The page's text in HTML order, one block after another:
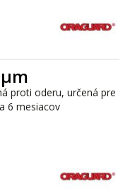
proti oderu, určená pre
6 mesiacov